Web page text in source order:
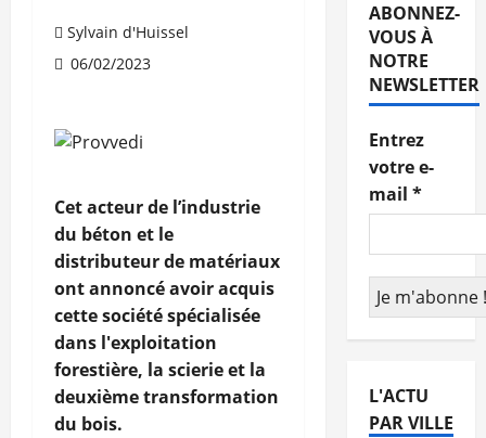
Sylvain d'Huissel
06/02/2023
Cet acteur de l’industrie
du béton et le
distributeur de matériaux
ont annoncé avoir acquis
cette société spécialisée
dans l'exploitation
forestière, la scierie et la
deuxième transformation
du bois.
ABONNEZ-
VOUS À
NOTRE
NEWSLETTER
Entrez
votre e-
mail *
L'ACTU
PAR VILLE